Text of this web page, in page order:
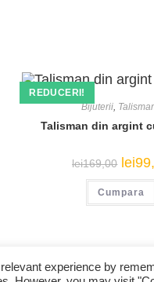
REDUCERI!
Bijuterii,
Talisman din argint
lei169,00 Prețul
inițial
a
fost:
lei
Cumpara
experience by